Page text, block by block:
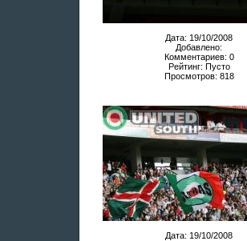
Дата: 19/10/2008
Добавлено:
Комментариев: 0
Рейтинг: Пусто
Просмотров: 818
Дата: 19/10/2008